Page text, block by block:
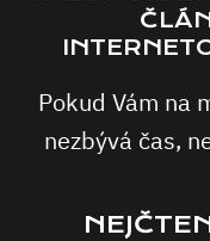
Pokud Vám na
nezbývá čas,